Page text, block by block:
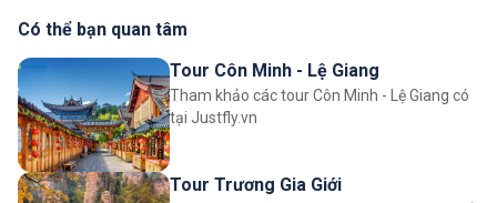
Có thể bạn quan tâm
Tour Côn Minh - Lệ Giang
Tham khảo các tour Côn Minh - Lệ Giang có
tại Justfly.vn
Tour Trương Gia Giới